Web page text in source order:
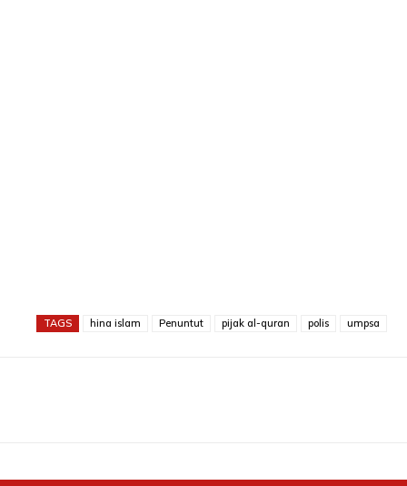
TAGS hina islam Penuntut pijak al-quran polis umpsa